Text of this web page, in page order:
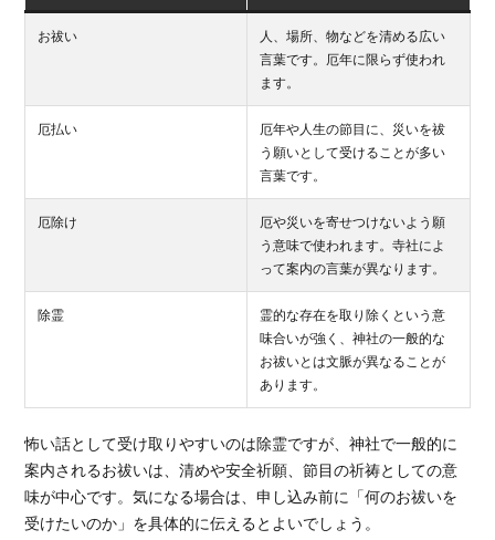
お祓い
人、場所、物などを清める広い
言葉です。厄年に限らず使われ
ます。
厄払い
厄年や人生の節目に、災いを祓
う願いとして受けることが多い
言葉です。
厄除け
厄や災いを寄せつけないよう願
う意味で使われます。寺社によ
って案内の言葉が異なります。
除霊
霊的な存在を取り除くという意
味合いが強く、神社の一般的な
お祓いとは文脈が異なることが
あります。
怖い話として受け取りやすいのは除霊ですが、神社で一般的に
案内されるお祓いは、清めや安全祈願、節目の祈祷としての意
味が中心です。気になる場合は、申し込み前に「何のお祓いを
受けたいのか」を具体的に伝えるとよいでしょう。